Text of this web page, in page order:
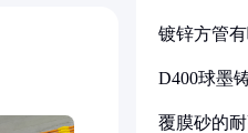
镀锌方管
D400球墨
覆膜砂的